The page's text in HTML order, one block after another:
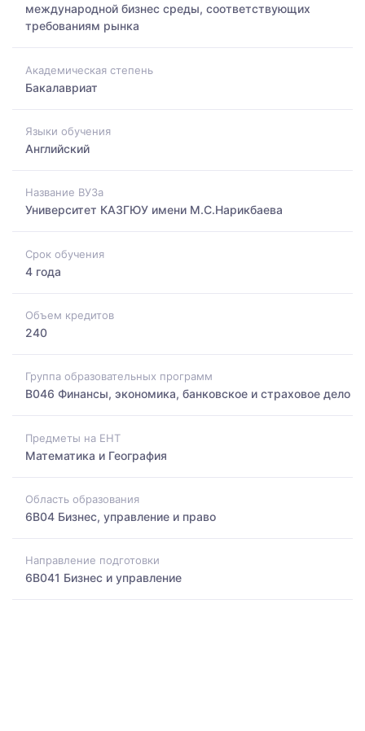
международной бизнес среды, соответствующих
требованиям рынка
Академическая степень
Бакалавриат
Языки обучения
Английский
Название ВУЗа
Университет КАЗГЮУ имени М.С.Нарикбаева
Срок обучения
4 года
Объем кредитов
240
Группа образовательных программ
B046 Финансы, экономика, банковское и страховое дело
Предметы на ЕНТ
Математика и География
Область образования
6B04 Бизнес, управление и право
Направление подготовки
6B041 Бизнес и управление